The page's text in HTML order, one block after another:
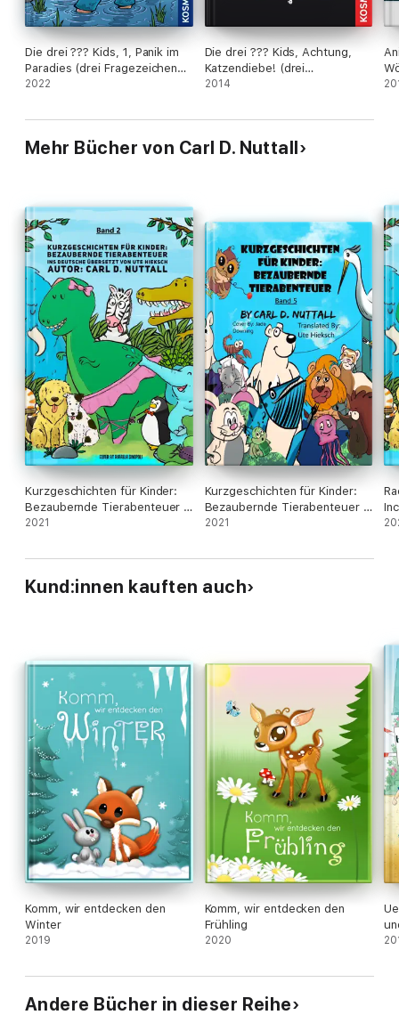
Die drei ??? Kids, 1, Panik im
Paradies (drei Fragezeichen
Kids)
2022
Die drei ??? Kids, Achtung,
Katzendiebe! (drei
Fragezeichen Kids)
2014
Mehr Bücher von Carl D. Nuttall
Kurzgeschichten für Kinder:
Bezaubernde Tierabenteuer -
Band 2
2021
Kurzgeschichten für Kinder:
Bezaubernde Tierabenteuer -
Band 5
2021
-
Kund:innen kauften auch
Komm, wir entdecken den
Winter
2019
Komm, wir entdecken den
Frühling
2020
Andere Bücher in dieser Reihe